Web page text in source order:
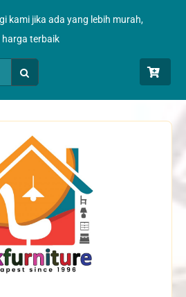
kami jika ada yang lebih murah,
harga terbaik